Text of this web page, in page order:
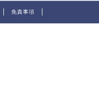
免責事項